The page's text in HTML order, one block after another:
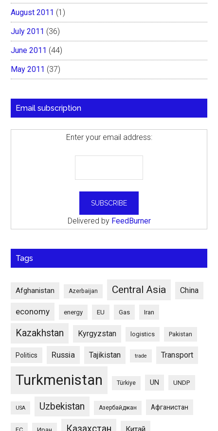
August 2011 (1)
July 2011 (36)
June 2011 (44)
May 2011 (37)
Email subscription
Enter your email address:
Delivered by FeedBurner
Tags
Afghanistan Azerbaijan Central Asia China
economy energy EU Gas Iran
Kazakhstan Kyrgyzstan logistics Pakistan
Politics Russia Tajikistan trade Transport
Turkmenistan Türkiye UN UNDP
USA Uzbekistan Азербайджан Афганистан